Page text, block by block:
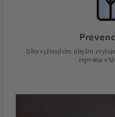
Díky vyživujícím olejům
zejména v